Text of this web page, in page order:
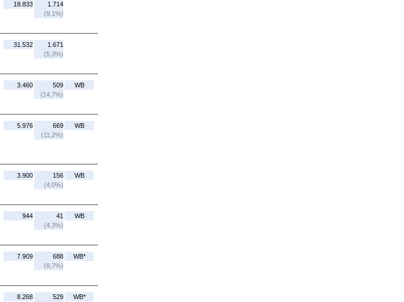
18.833
1.714
(9,1%)
31.532
1.671
(5,3%)
3.460
509
(14,7%)
WB
5.976
669
(11,2%)
WB
3.900
156
(4,0%)
WB
944
41
(4,3%)
WB
7.909
688
(8,7%)
WB*
8.268
529
WB*